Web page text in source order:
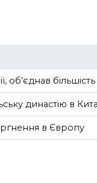
об’єднав
династію в
в Європу